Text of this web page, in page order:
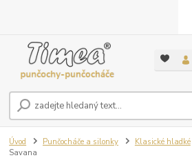
Úvod Punčocháče a silonky Klasické hladké
Savana